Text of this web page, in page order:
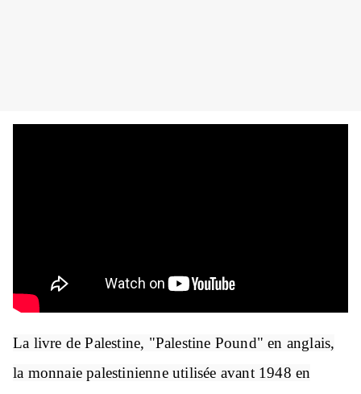
La livre de Palestine, "Palestine Pound" en anglais,
la monnaie palestinienne utilisée avant 1948 en